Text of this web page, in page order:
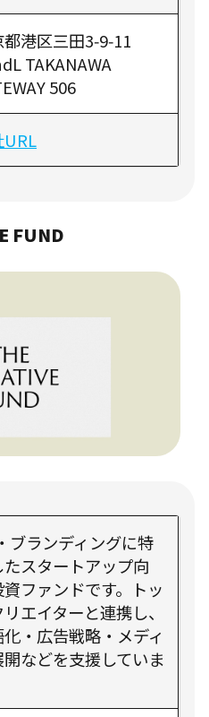
港区三田3‑9‑11
TAKANAWA
506
URL
FUND
ブランディングに特
スタートアップ向
資ファンドです。トッ
エイターと連携し、
・広告戦略・メディ
開などを支援していま